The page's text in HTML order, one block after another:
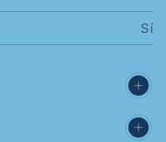
Sí